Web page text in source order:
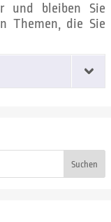
und bleiben Sie
Themen, die Sie
Suchen